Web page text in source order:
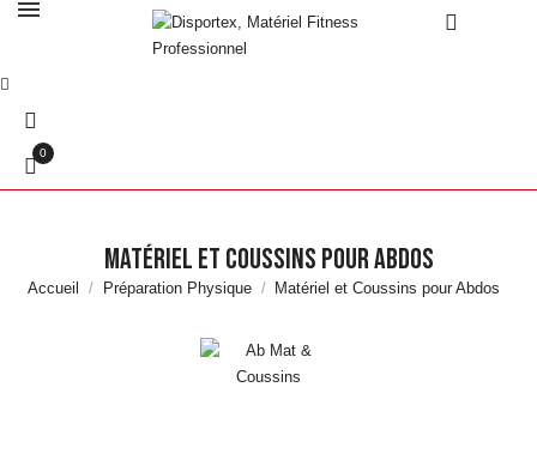
0
Matériel et Coussins pour Abdos
Accueil Préparation Physique Matériel et Coussins pour Abdos